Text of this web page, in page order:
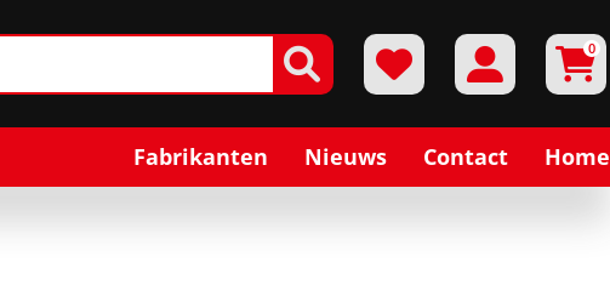
0
Fabrikanten Nieuws Contact Home